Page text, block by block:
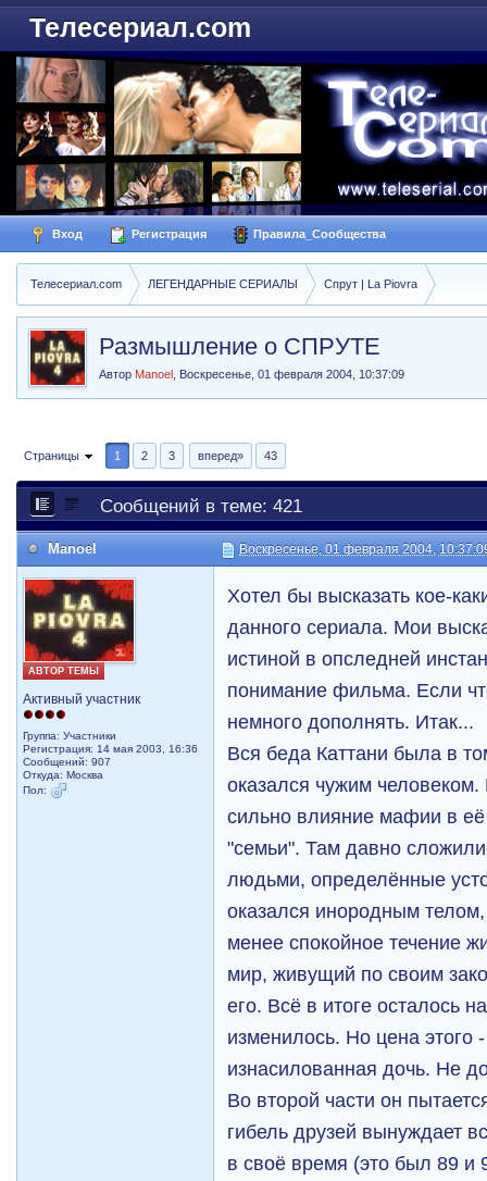
Телесериал.com
Вход Регистрация Правила_Сообщества
Телесериал.com ЛЕГЕНДАРНЫЕ СЕРИАЛЫ Спрут | La Piovra
Размышление о СПРУТЕ
Автор Manoel Воскресенье, 01 февраля 2004, 10:37:09
Страницы 1 2 3 вперед» 43
Сообщений в теме: 421
Manoel Воскресенье, 01 февраля 2004,
АВТОР ТЕМЫ
Активный участник
Группа: Участники
Регистрация: 14 мая 2003, 16:36
Сообщений: 907
Откуда: Москва
Пол:
Хотел бы высказать кое-
данного сериала. Мои
истиной в опследней
понимание фильма. Если
немного дополнять. Итак...
Вся беда Каттани была в
оказался чужим
сильно влияние мафии в её
"семьи". Там давно
людьми, определённые
оказался инородным
менее спокойное течение
мир, живущий по своим
его. Всё в итоге осталось
изменилось. Но цена этого
изнасилованная дочь. Не
Во второй части он
гибель друзей вынуждает
в своё время (это был 89 и